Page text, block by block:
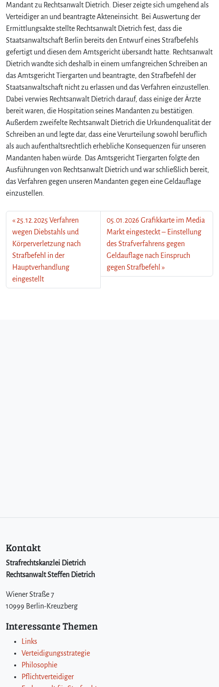
Mandant zu Rechtsanwalt Dietrich. Dieser zeigte sich umgehend als
Verteidiger an und beantragte Akteneinsicht. Bei Auswertung der
Ermittlungsakte stellte Rechtsanwalt Dietrich fest, dass die
Staatsanwaltschaft Berlin bereits den Entwurf eines Strafbefehls
gefertigt und diesen dem Amtsgericht übersandt hatte. Rechtsanwalt
Dietrich wandte sich deshalb in einem umfangreichen Schreiben an
das Amtsgericht Tiergarten und beantragte, den Strafbefehl der
Staatsanwaltschaft nicht zu erlassen und das Verfahren einzustellen.
Dabei verwies Rechtsanwalt Dietrich darauf, dass einige der Ärzte
bereit waren, die Hospitation seines Mandanten zu bestätigen.
Außerdem zweifelte Rechtsanwalt Dietrich die Urkundenqualität der
Schreiben an und legte dar, dass eine Verurteilung sowohl beruflich
als auch aufenthaltsrechtlich erhebliche Konsequenzen für unseren
Mandanten haben würde. Das Amtsgericht Tiergarten folgte den
Ausführungen von Rechtsanwalt Dietrich und war schließlich bereit,
das Verfahren gegen unseren Mandanten gegen eine Geldauflage
einzustellen.
25.12.2025 Verfahren
wegen Diebstahls und
Körperverletzung nach
Strafbefehl in der
Hauptverhandlung
eingestellt
05.01.2026 Grafikkarte im Media
Markt eingesteckt – Einstellung
des Strafverfahrens gegen
Geldauflage nach Einspruch
gegen Strafbefehl
Kontakt
Strafrechtskanzlei Dietrich
Rechtsanwalt Steffen Dietrich
Wiener Straße 7
10999 Berlin-Kreuzberg
Interessante Themen
Links
Verteidigungsstrategie
Philosophie
Pflichtverteidiger